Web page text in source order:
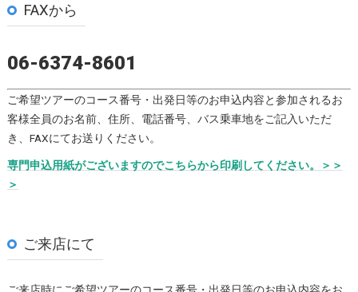
FAXから
06-6374-8601
ご希望ツアーのコース番号・出発日等のお申込内容と参加されるお
客様全員のお名前、住所、電話番号、バス乗車地をご記入いただ
き、FAXにてお送りください。
専門申込用紙がございますのでこちらから印刷してください。＞＞
＞
ご来店にて